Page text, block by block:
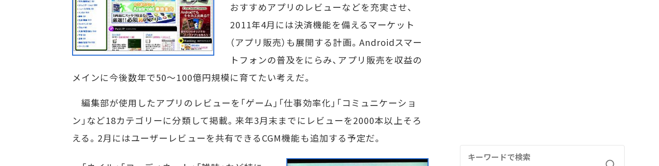
おすすめアプリのレビューなどを充実させ、
2011年4月には決済機能を備えるマーケット
（アプリ販売）も展開する計画。Androidスマー
トフォンの普及をにらみ、アプリ販売を収益の
メインに今後数年で50～100億円規模に育てたい考えだ。
編集部が使用したアプリのレビューを「ゲーム」「仕事効率化」「コミュニケーショ
ン」など18カテゴリーに分類して掲載。来年3月末までにレビューを2000本以上そろ
える。2月にはユーザーレビューを共有できるCGM機能も追加する予定だ。